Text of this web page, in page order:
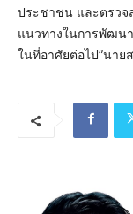
ประชาชน และตรวจ
แนวทางในการพัฒน
ในที่อาศัยต่อไป”นาย